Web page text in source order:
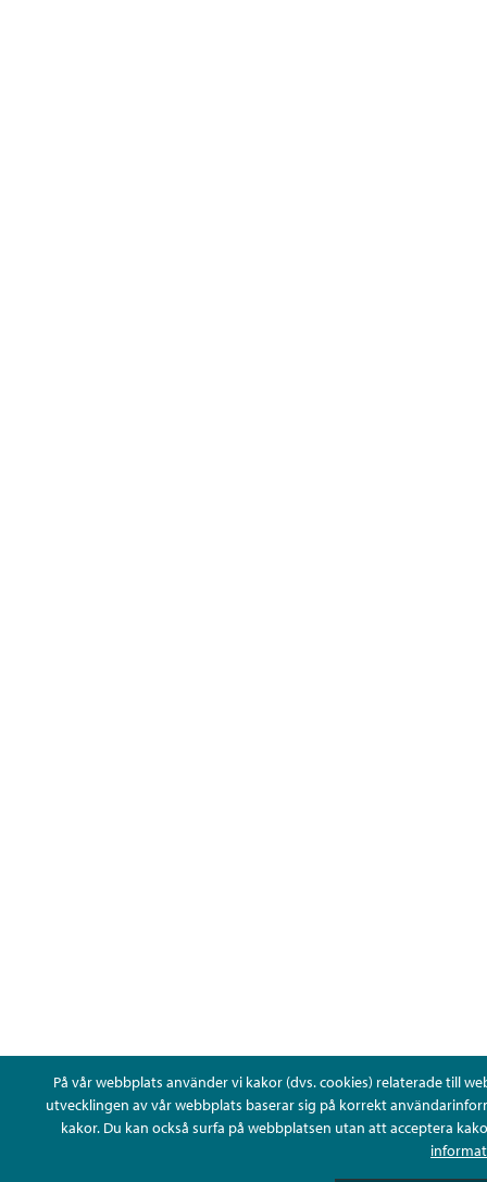
På vår webbplats använder vi kakor (dvs. cookies) relaterade till
utvecklingen av vår webbplats baserar sig på korrekt
kakor. Du kan också surfa på webbplatsen utan att acceptera